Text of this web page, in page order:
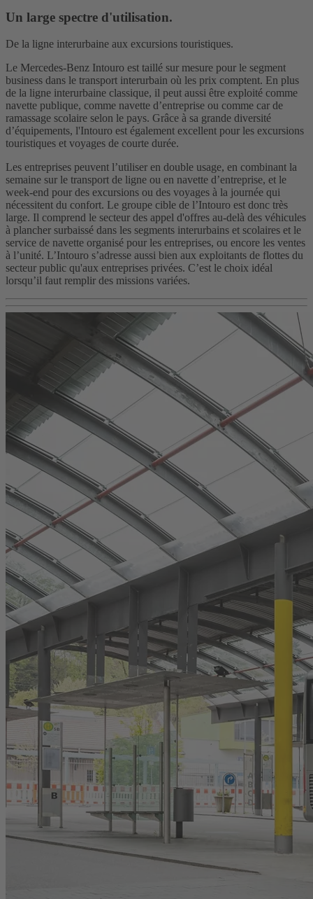
Un large spectre d'utilisation.
De la ligne interurbaine aux excursions touristiques.
Le Mercedes-Benz Intouro est taillé sur mesure pour le segment
business dans le transport interurbain où les prix comptent. En plus
de la ligne interurbaine classique, il peut aussi être exploité comme
navette publique, comme navette d’entreprise ou comme car de
ramassage scolaire selon le pays. Grâce à sa grande diversité
d’équipements, l'Intouro est également excellent pour les excursions
touristiques et voyages de courte durée.
Les entreprises peuvent l’utiliser en double usage, en combinant la
semaine sur le transport de ligne ou en navette d’entreprise, et le
week-end pour des excursions ou des voyages à la journée qui
nécessitent du confort. Le groupe cible de l’Intouro est donc très
large. Il comprend le secteur des appel d'offres au-delà des véhicules
à plancher surbaissé dans les segments interurbains et scolaires et le
service de navette organisé pour les entreprises, ou encore les ventes
à l’unité. L’Intouro s’adresse aussi bien aux exploitants de flottes du
secteur public qu'aux entreprises privées. C’est le choix idéal
lorsqu’il faut remplir des missions variées.